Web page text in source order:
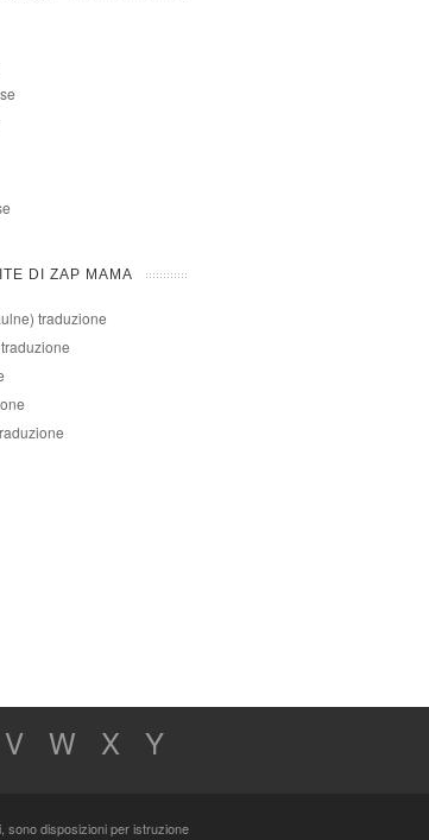
DI ZAP MAMA
traduzione
V W X Y
sono disposizioni per istruzione